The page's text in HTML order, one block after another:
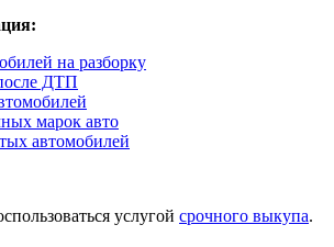
на разборку
ДТП
марок авто
автомобилей
услугой срочного выкупа.